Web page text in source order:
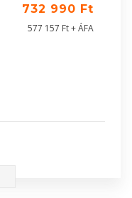
732 990 Ft
577 157 Ft + ÁFA